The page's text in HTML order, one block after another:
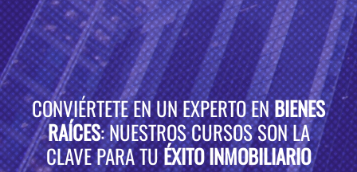
CONVIÉRTETE EN UN EXPERTO ENBIENES
RAÍCES: NUESTROS CURSOS SON LA
CLAVE PARA TUÉXITO INMOBILIARIO